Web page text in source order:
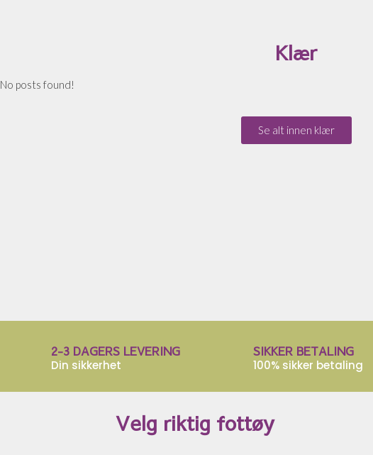
Klær
No posts found!
Se alt innen klær
2-3 DAGERS LEVERING
Din sikkerhet
SIKKER BETALING
100% sikker betaling
Velg riktig fottøy